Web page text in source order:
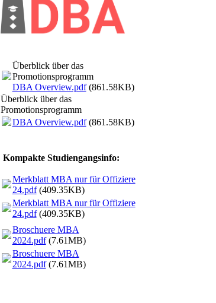
Überblick über das
Promotionsprogramm
DBA Overview.pdf(861.58KB)
Überblick über das
Promotionsprogramm
DBA Overview.pdf(861.58KB)
Kompakte Studiengangsinfo:
Merkblatt MBA nur für Offiziere
24.pdf(409.35KB)
Merkblatt MBA nur für Offiziere
24.pdf(409.35KB)
Broschuere MBA
2024.pdf(7.61MB)
Broschuere MBA
2024.pdf(7.61MB)